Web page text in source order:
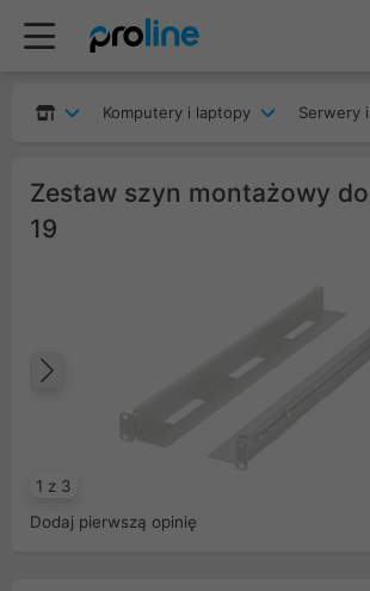
Komputery i laptopy Serwery
Zestaw szyn montażowy
19
1 z 3
Dodaj pierwszą opinię